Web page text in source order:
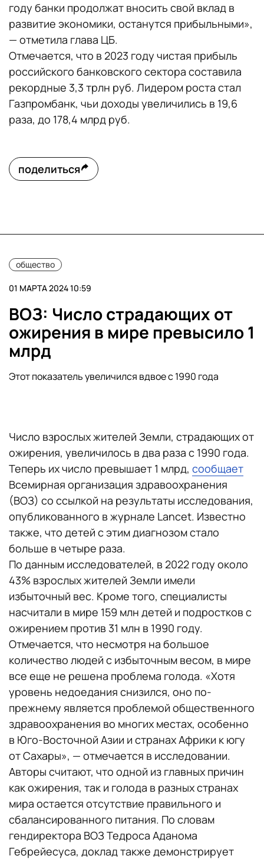
году банки продолжат вносить свой вклад в
развитие экономики, останутся прибыльными»,
— отметила глава ЦБ.
Отмечается, что в 2023 году чистая прибыль
российского банковского сектора составила
рекордные 3,3 трлн руб. Лидером роста стал
Газпромбанк, чьи доходы увеличились в 19,6
раза, до 178,4 млрд руб.
поделиться
общество
01 МАРТА 2024 10:59
ВОЗ: Число страдающих от
ожирения в мире превысило 1
млрд
Этот показатель увеличился вдвое с 1990 года
Число взрослых жителей Земли, страдающих от
ожирения, увеличилось в два раза с 1990 года.
Теперь их число превышает 1 млрд, сообщает
Всемирная организация здравоохранения
(ВОЗ) со ссылкой на результаты исследования,
опубликованного в журнале Lancet. Известно
также, что детей с этим диагнозом стало
больше в четыре раза.
По данным исследователей, в 2022 году около
43% взрослых жителей Земли имели
избыточный вес. Кроме того, специалисты
насчитали в мире 159 млн детей и подростков с
ожирением против 31 млн в 1990 году.
Отмечается, что несмотря на большое
количество людей с избыточным весом, в мире
все еще не решена проблема голода. «Хотя
уровень недоедания снизился, оно по-
прежнему является проблемой общественного
здравоохранения во многих местах, особенно
в Юго-Восточной Азии и странах Африки к югу
от Сахары», — отмечается в исследовании.
Авторы считают, что одной из главных причин
как ожирения, так и голода в разных странах
мира остается отсутствие правильного и
сбалансированного питания. По словам
гендиректора ВОЗ Тедроса Аданома
Гебрейесуса, доклад также демонстрирует